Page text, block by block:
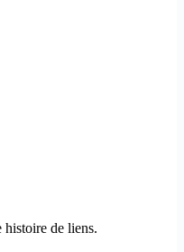
histoire de liens.